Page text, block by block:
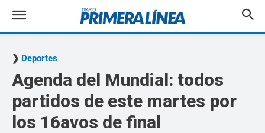
Deportes
Agenda del Mundial: todos
partidos de este martes por
los 16avos de final